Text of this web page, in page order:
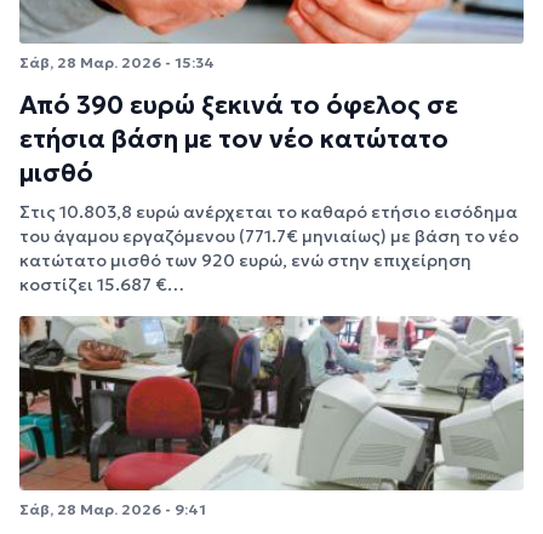
Σάβ, 28 Μαρ. 2026 - 15:34
Από 390 ευρώ ξεκινά το όφελος σε
ετήσια βάση με τον νέο κατώτατο
μισθό
Στις 10.803,8 ευρώ ανέρχεται το καθαρό ετήσιο εισόδημα
του άγαμου εργαζόμενου (771.7€ μηνιαίως) με βάση το νέο
κατώτατο μισθό των 920 ευρώ, ενώ στην επιχείρηση
κοστίζει 15.687 €…
Σάβ, 28 Μαρ. 2026 - 9:41